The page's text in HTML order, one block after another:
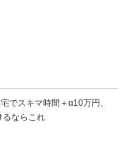
でスキマ時間＋α10万円、
るならこれ